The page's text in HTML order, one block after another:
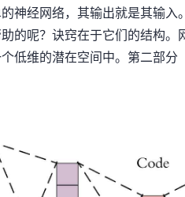
经网络，其输出就是其输入
的呢？诀窍在于它们的结构
低维的潜在空间中。第二部